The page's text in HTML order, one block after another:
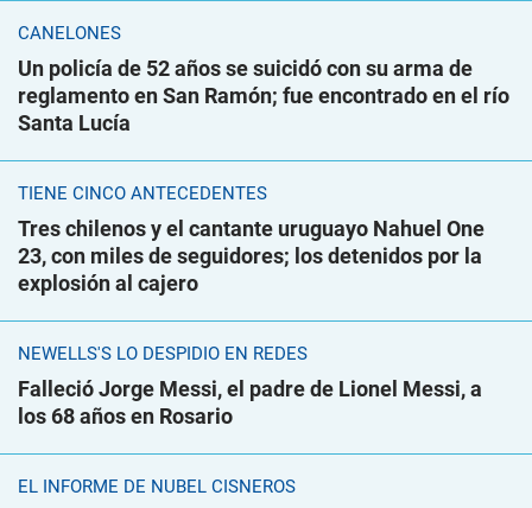
CANELONES
Un policía de 52 años se suicidó con su arma de
reglamento en San Ramón; fue encontrado en el río
Santa Lucía
TIENE CINCO ANTECEDENTES
Tres chilenos y el cantante uruguayo Nahuel One
23, con miles de seguidores; los detenidos por la
explosión al cajero
NEWELLS'S LO DESPIDIÓ EN REDES
Falleció Jorge Messi, el padre de Lionel Messi, a
los 68 años en Rosario
EL INFORME DE NUBEL CISNEROS